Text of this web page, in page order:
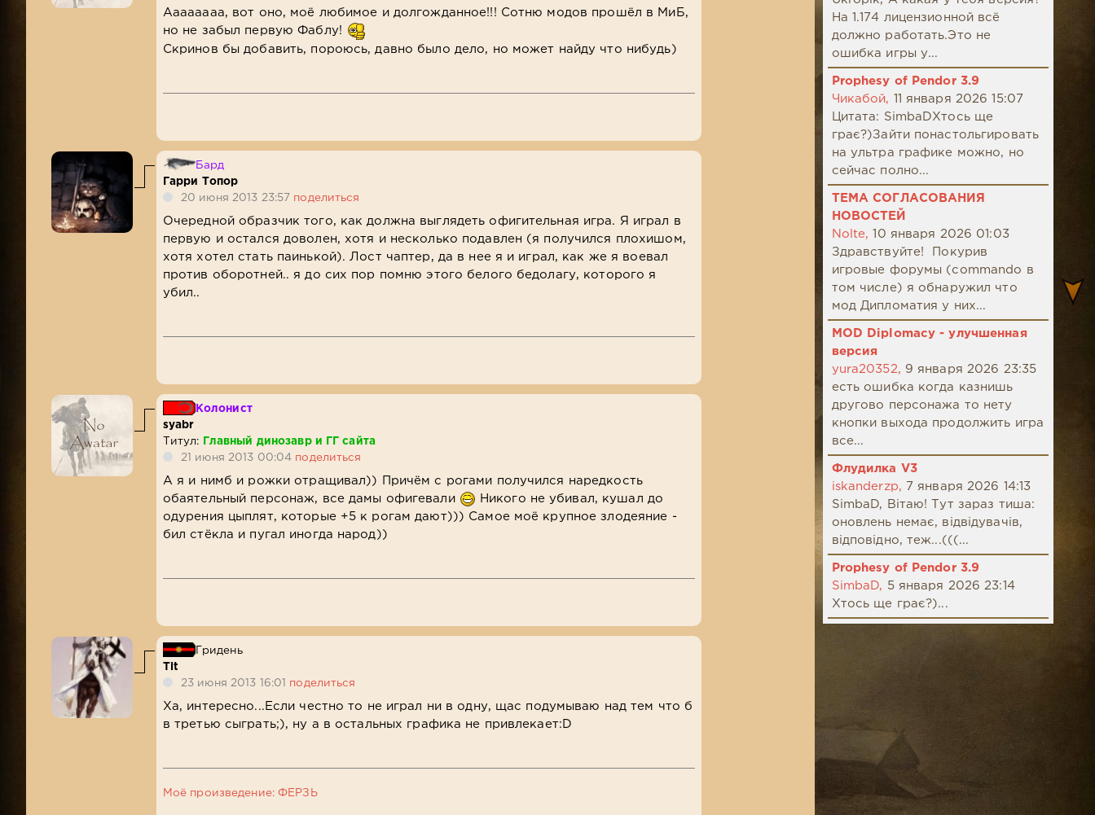
Аааааааа, вот оно, моё любимое и долгожданное!!! Сотню модов прошёл в МиБ,
но не забыл первую Фаблу!
Скринов бы добавить, пороюсь, давно было дело, но может найду что нибудь)
Бард
Гарри Топор
20 июня 2013 23:57 поделиться
Очередной образчик того, как должна выглядеть офигительная игра. Я играл в
первую и остался доволен, хотя и несколько подавлен (я получился плохишом,
хотя хотел стать паинькой). Лост чаптер, да в нее я и играл, как же я воевал
против оборотней.. я до сих пор помню этого белого бедолагу, которого я
убил..
Колонист
syabr
Титул:
Главный динозавр и ГГ сайта
21 июня 2013 00:04 поделиться
А я и нимб и рожки отращивал)) Причём с рогами получился наредкость
обаятельный персонаж, все дамы офигевали
Никого не убивал, кушал до
одурения цыплят, которые +5 к рогам дают))) Самое моё крупное злодеяние -
бил стёкла и пугал иногда народ))
Гридень
Tit
23 июня 2013 16:01 поделиться
Ха, интересно...Если честно то не играл ни в одну, щас подумываю над тем что б
в третью сыграть;), ну а в остальных графика не привлекает:D
Моё произведение: ФЕРЗЬ
На 1.174 лицензионной всё
должно работать.Это не
ошибка игры у...
Prophesy of Pendor 3.9
Чикабой,
11 января 2026 15:07
Цитата: SimbaDХтось ще
грає?)Зайти понастольгировать
на ультра графике можно, но
сейчас полно...
ТЕМА СОГЛАСОВАНИЯ
НОВОСТЕЙ
Nolte,
10 января 2026 01:03
Здравствуйте! Покурив
игровые форумы (commando в
том числе) я обнаружил что
мод Дипломатия у них...
MOD Diplomacy - улучшенная
версия
yura20352, 9 января 2026 23:35
есть ошибка когда казнишь
другово персонажа то нету
кнопки выхода продолжить игра
все...
Флудилка V3
iskanderzp,
7 января 2026 14:13
SimbaD, Вітаю! Тут зараз тиша:
оновлень немає, відвідувачів,
відповідно, теж...(((...
Prophesy of Pendor 3.9
SimbaD,
5 января 2026 23:14
Хтось ще грає?)...